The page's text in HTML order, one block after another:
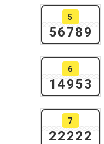
5
56789
6
14953
7
22222